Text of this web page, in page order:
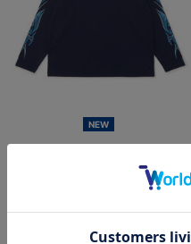
NEW
速乾ロングTシャツ